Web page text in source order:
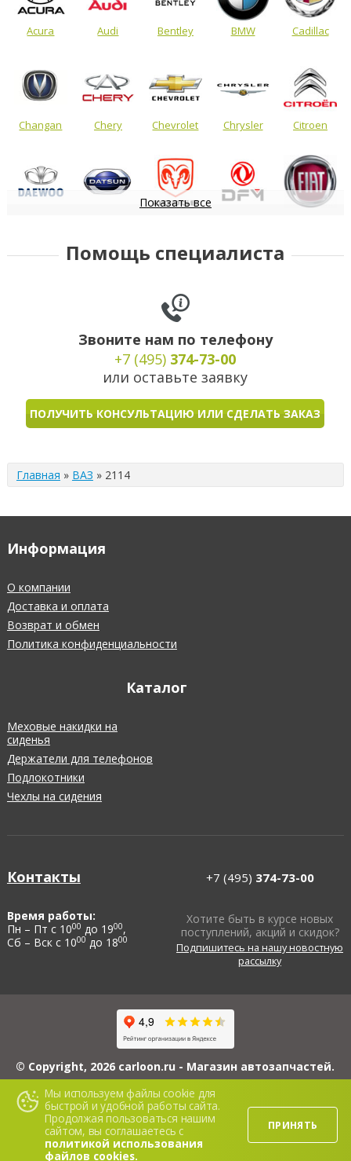
Acura Audi Bentley BMW Cadillac
Changan Chery Chevrolet Chrysler Citroen
Показать все
Помощь специалиста
Звоните нам по телефону
+7 (495) 374-73-00
или оставьте заявку
ПОЛУЧИТЬ КОНСУЛЬТАЦИЮ ИЛИ СДЕЛАТЬ ЗАКАЗ
Главная » ВАЗ » 2114
Информация
О компании
Доставка и оплата
Возврат и обмен
Политика конфиденциальности
Каталог
Меховые накидки на
сиденья
Держатели для телефонов
Подлокотники
Чехлы на сидения
Контакты
Время работы:
Пн – Пт с 1000 до 1900,
Сб – Вск с 1000 до 1800
+7 (495) 374-73-00
Хотите быть в курсе новых
поступлений, акций и скидок?
Подпишитесь на нашу новостную
рассылку
© Copyright, 2026 carloon.ru - Магазин автозапчастей.
ИП Блинов А.Ю., ИНН 503114560608, ОГРНИП 313503108100022, 426069,
Республика Удмуртская, г. Ижевск, ул. 5-я Подлесная, д. 3, кв. 116.
Сайт www.carloon.ru носит исключительно информационный характер и ни
при каких условиях не является публичной офертой. Для получения
подробной информации о стоимости материалов, пожалуйста, обращайтесь
в офис продаж.
Мы используем файлы cookie для
быстрой и удобной работы сайта.
Продолжая пользоваться нашим
сайтом, вы соглашаетесь с
политикой использования
файлов cookies.
ПРИНЯТЬ